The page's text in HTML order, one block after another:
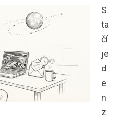
S
ta
čí
je
d
e
n
z